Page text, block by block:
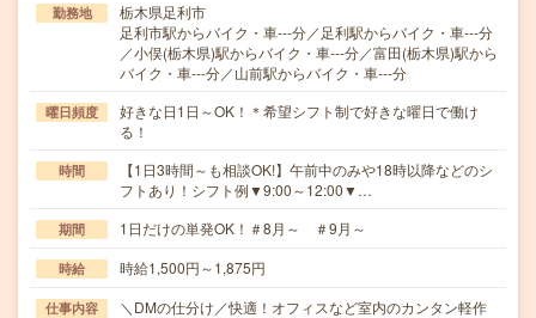
勤務地
栃木県足利市
足利市駅からバイク・車---分／足利駅からバイク・車---分
／小俣(栃木県)駅からバイク・車---分／富田(栃木県)駅から
バイク・車---分／山前駅からバイク・車---分
曜日頻度
好きな日1日～OK！＊希望シフト制で好きな曜日で働け
る！
時間
【1日3時間～も相談OK!】午前中のみや18時以降などのシ
フトあり！シフト例▼9:00～12:00▼…
期間 1日だけの単発OK！＃8月～ ＃9月～
時給 時給1,500円～1,875円
仕事内容
＼DMの仕分け／快適！オフィスなど室内のカンタン軽作